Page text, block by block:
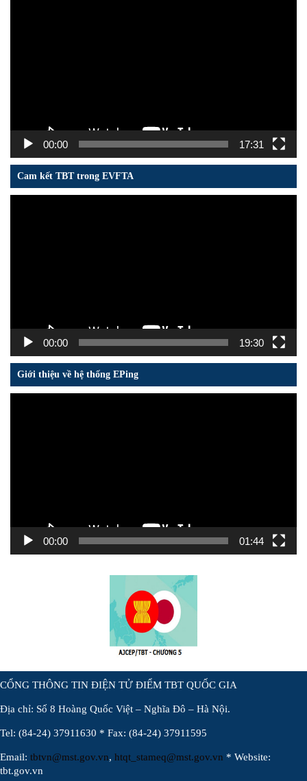
00:00 17:31
Cam kết TBT trong EVFTA
00:00 19:30
Giới thiệu về hệ thống EPing
00:00 01:44
CỔNG THÔNG TIN ĐIỆN TỬ ĐIỂM TBT QUỐC GIA
Địa chỉ: Số 8 Hoàng Quốc Việt – Nghĩa Đô – Hà Nội.
Tel: (84-24) 37911630 * Fax: (84-24) 37911595
Email: tbtvn@mst.gov.vn, htqt_stameq@mst.gov.vn * Website:
tbt.gov.vn